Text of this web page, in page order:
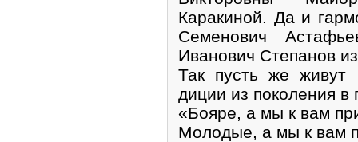
Каракиной. Да и
Семенович
Иванович Степанов
Так пусть же
диции из поколения в
«Бояре, а мы к вам
Молодые, а мы к вам